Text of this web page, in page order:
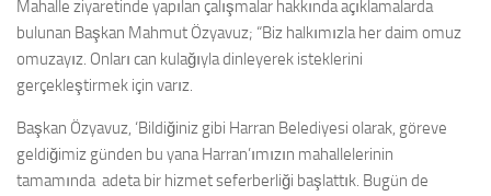
Mahalle ziyaretinde yapılan çalışmalar hakkında açıklamalarda
bulunan Başkan Mahmut Özyavuz; “Biz halkımızla her daim omuz
omuzayız. Onları can kulağıyla dinleyerek isteklerini
gerçekleştirmek için varız.
Başkan Özyavuz, ‘Bildiğiniz gibi Harran Belediyesi olarak, göreve
geldiğimiz günden bu yana Harran’ımızın mahallelerinin
tamamında adeta bir hizmet seferberliği başlattık. Bugün de